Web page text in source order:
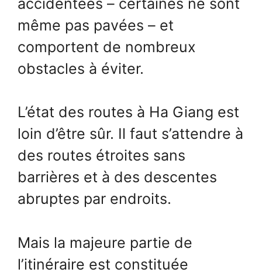
même pas pavées – et
comportent de nombreux
obstacles à éviter.
L’état des routes à Ha Giang est
loin d’être sûr. Il faut s’attendre à
des routes étroites sans
barrières et à des descentes
abruptes par endroits.
Mais la majeure partie de
l’itinéraire est constituée